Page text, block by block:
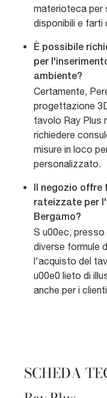
materioteca per
disponibili e farti
È possibile
per
ambiente?
Certamente,
progettazione
tavolo Ray Plus
richiedere
misure in loco
personalizzato.
Il negozio
rateizzate per
Bergamo?
S u00ec,
diverse formule
l'acquisto del
u00e0 lieto di
anche per i
SCHEDA